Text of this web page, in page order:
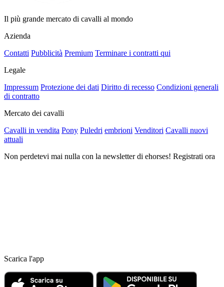
Il più grande mercato di cavalli al mondo
Azienda
Contatti Pubblicità Premium Terminare i contratti qui
Legale
Impressum Protezione dei dati Diritto di recesso Condizioni generali
di contratto
Mercato dei cavalli
Cavalli in vendita Pony Puledri embrioni Venditori Cavalli nuovi
attuali
Non perdetevi mai nulla con la newsletter di ehorses! Registrati ora
Scarica l'app